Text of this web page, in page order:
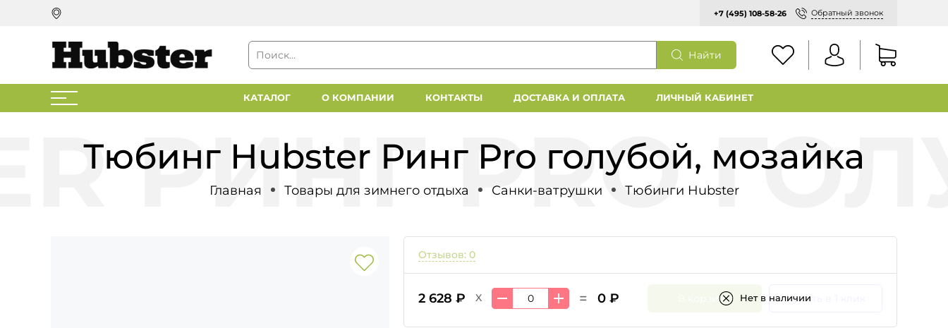
+7 (495) 108-58-26 Обратный звонок
Найти
КАТАЛОГ О КОМПАНИИ КОНТАКТЫ ДОСТАВКА И ОПЛАТА ЛИЧНЫЙ КАБИНЕТ
Тюбинг Hubster Ринг Pro голубой, мозайка
Главная Товары для зимнего отдыха Санки-ватрушки Тюбинги Hubster
Отзывов: 0
2 628 ₽ X = 0 ₽ Нет в наличии
В корзину Купить в 1 клик